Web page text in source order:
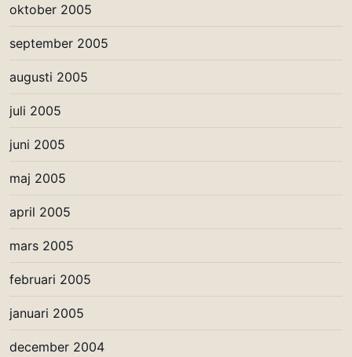
oktober 2005
september 2005
augusti 2005
juli 2005
juni 2005
maj 2005
april 2005
mars 2005
februari 2005
januari 2005
december 2004